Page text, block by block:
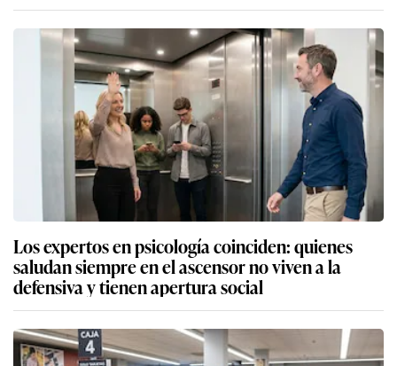
Los expertos en psicología coinciden: quienes
saludan siempre en el ascensor no viven a la
defensiva y tienen apertura social